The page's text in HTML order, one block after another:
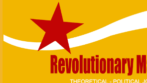
content
Marksizm